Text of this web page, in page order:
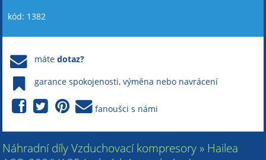
kód: 1382
mátedotaz?
garance spokojenosti, výměna nebo navrácení
fanoušci s námi
Náhradní díly Vzduchovací kompresory » Hailea